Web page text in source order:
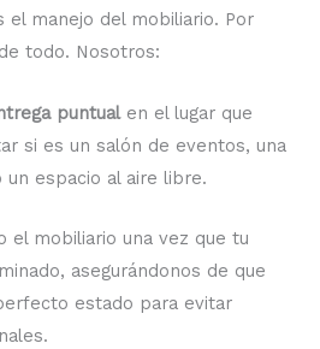
el manejo del mobiliario. Por
todo. Nosotros:
puntualen el lugar que
si es un salón de eventos, una
un espacio al aire libre.
el mobiliario una vez que tu
asegurándonos de que
estado para evitar